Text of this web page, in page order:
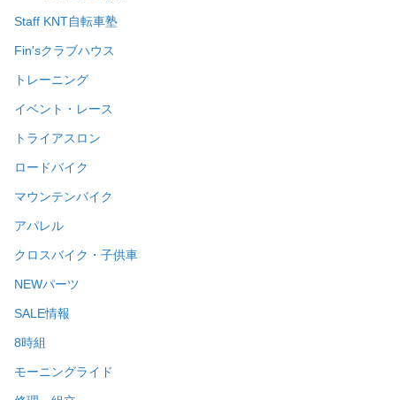
Staff KNT自転車塾
Fin'sクラブハウス
トレーニング
イベント・レース
トライアスロン
ロードバイク
マウンテンバイク
アパレル
クロスバイク・子供車
NEWパーツ
SALE情報
8時組
モーニングライド